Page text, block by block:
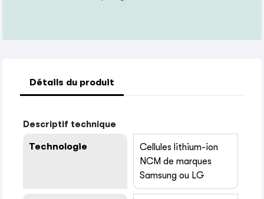
Détails du produit
Descriptif technique
Technologie
Cellules lithium-ion
NCM de marques
Samsung ou LG